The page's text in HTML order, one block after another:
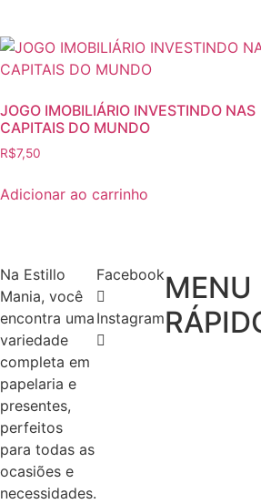
JOGO IMOBILIÁRIO INVESTINDO NAS
CAPITAIS DO MUNDO
R$7,50
Adicionar ao carrinho
Na Estillo
Mania, você
encontra uma
variedade
completa em
papelaria e
presentes,
perfeitos
para todas as
ocasiões e
necessidades.
Facebook
Instagram
MENU